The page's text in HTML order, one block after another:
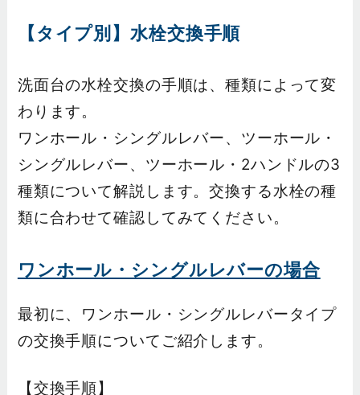
【タイプ別】水栓交換手順
洗面台の水栓交換の手順は、種類によって変
わります。
ワンホール・シングルレバー、ツーホール・
シングルレバー、ツーホール・2ハンドルの3
種類について解説します。交換する水栓の種
類に合わせて確認してみてください。
ワンホール・シングルレバーの場合
最初に、ワンホール・シングルレバータイプ
の交換手順についてご紹介します。
【交換手順】